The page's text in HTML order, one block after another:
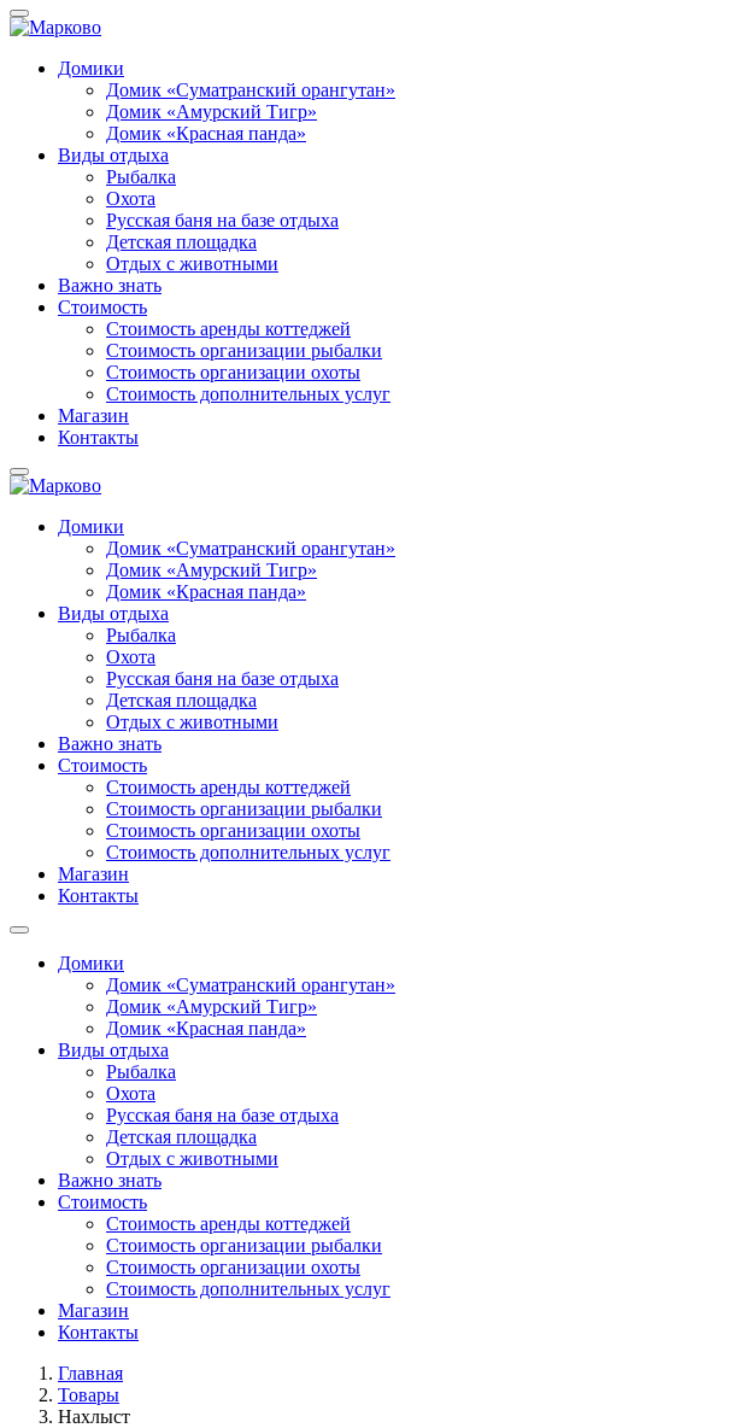
Домики
Домик «Суматранский орангутан»
Домик «Амурский Тигр»
Домик «Красная панда»
Виды отдыха
Рыбалка
Охота
Русская баня на базе отдыха
Детская площадка
Отдых с животными
Важно знать
Стоимость
Стоимость аренды коттеджей
Стоимость организации рыбалки
Стоимость организации охоты
Стоимость дополнительных услуг
Магазин
Контакты
Домики
Домик «Суматранский орангутан»
Домик «Амурский Тигр»
Домик «Красная панда»
Виды отдыха
Рыбалка
Охота
Русская баня на базе отдыха
Детская площадка
Отдых с животными
Важно знать
Стоимость
Стоимость аренды коттеджей
Стоимость организации рыбалки
Стоимость организации охоты
Стоимость дополнительных услуг
Магазин
Контакты
Домики
Домик «Суматранский орангутан»
Домик «Амурский Тигр»
Домик «Красная панда»
Виды отдыха
Рыбалка
Охота
Русская баня на базе отдыха
Детская площадка
Отдых с животными
Важно знать
Стоимость
Стоимость аренды коттеджей
Стоимость организации рыбалки
Стоимость организации охоты
Стоимость дополнительных услуг
Магазин
Контакты
Главная
Товары
Нахлыст